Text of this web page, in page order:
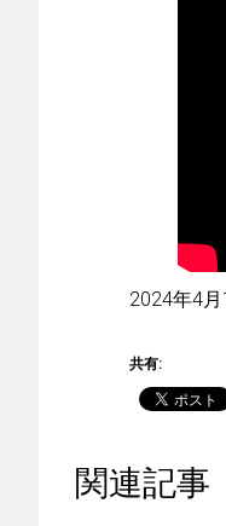
2024年4
共有:
関連記事